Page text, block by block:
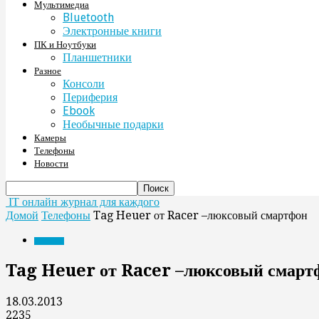
Мультимедиа
Bluetooth
Электронные книги
ПК и Ноутбуки
Планшетники
Разное
Консоли
Периферия
Ebook
Необычные подарки
Камеры
Телефоны
Новости
IT онлайн журнал для каждого
Домой Телефоны Tag Heuer от Racer –люксовый смартфон
Tag Heuer от Racer –люксовый
18.03.2013
2235